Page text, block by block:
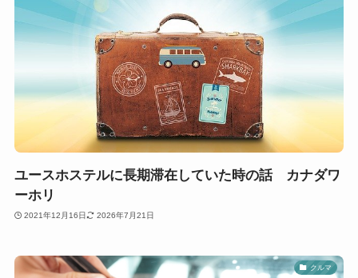
ユースホステルに長期滞在していた時の話 カナダワ
ーホリ
2021年12月16日 2026年7月21日
クルマ